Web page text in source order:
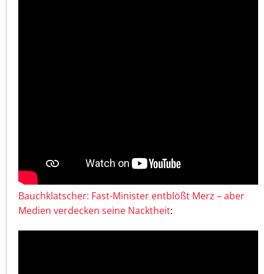
Bauchklatscher: Fast-Minister entblößt Merz – aber
Medien verdecken seine Nacktheit: